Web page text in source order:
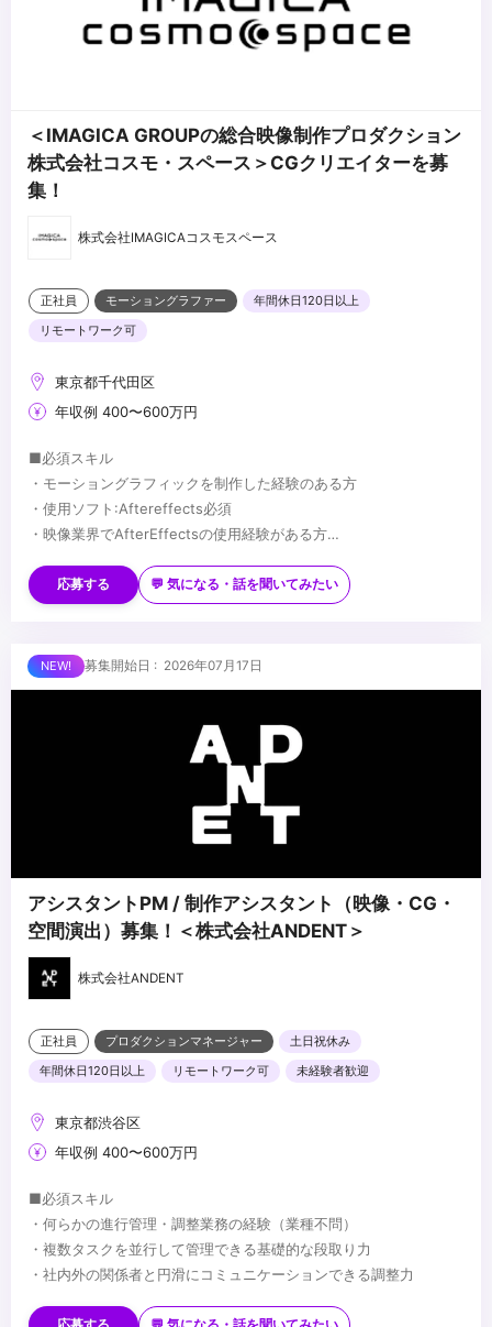
・企画を考えるのが好きな方
＜IMAGICA GROUPの総合映像制作プロダクション
株式会社コスモ・スペース＞CGクリエイターを募
集！
株式会社IMAGICAコスモスペース
正社員 モーショングラファー
年間休日120日以上
リモートワーク可
東京都千代田区
年収例 400〜600万円
■必須スキル
・モーショングラフィックを制作した経験のある方
・使用ソフト:Aftereffects必須
・映像業界でAfterEffectsの使用経験がある方
・ゼロベースでデザインを制作する事が出来る方
・様々なジャンルの作品に応じ、柔軟に演出方法を変えられる方
・新しい知識・技術にチャレンジする向上心のある方
・誰に対しても積極的にコミュニケーションを図りながら、主体的
に⾏動できる⽅
・「これだけは誰にも負けない！」と⾔える知識や想いがある⽅
応募する 💬 気になる・話を聞いてみたい
募集開始日 : 2026年07月17日
アシスタントPM / 制作アシスタント（映像・CG・
空間演出）募集！＜株式会社ANDENT＞
株式会社ANDENT
正社員 プロダクションマネージャー
土日祝休み
年間休日120日以上
リモートワーク可 未経験者歓迎
東京都渋谷区
年収例 400〜600万円
■必須スキル
・何らかの進行管理・調整業務の経験（業種不問）
・複数タスクを並行して管理できる基礎的な段取り力
・社内外の関係者と円滑にコミュニケーションできる調整力